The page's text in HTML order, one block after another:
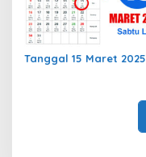
Tanggal 15 Maret 2025